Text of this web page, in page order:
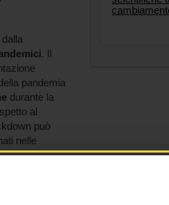
. Il
pandemia
durante la
al
può
nelle